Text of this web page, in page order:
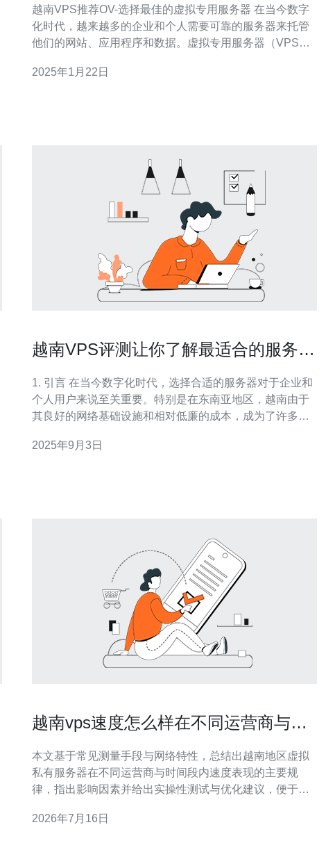
越南VPS推荐OV-选择最佳的虚拟专用服务器 在当今数字
化时代，越来越多的企业和个人需要可靠的服务器来托管
他们的网站、应用程序和数据。虚拟专用服务器（VPS）
商OV，并帮助您选择最适合您需求的虚拟专用服务器。
2025年1月22日
越南VPS评测让你了解最适合的服务器
1. 引言 在当今数字化时代，选择合适的服务器对于企业和
个人用户来说至关重要。特别是在东南亚地区，越南由于
其良好的网络基础设施和相对低廉的成本，成为了许多用
评测越南的VPS服务，帮助你找到最适合的服务器选择。
2025年9月3日
越南vps速度怎么样在不同运营商与时
本文基于常见测量手段与网络特性，总结出越南地区虚拟
私有服务器在不同运营商与时间段内速度表现的主要规
律，指出影响因素并给出实操性测试与优化建议，便于选
优势？ 总体来看，越南VPS的性能受承载运营商（如
2026年7月16日